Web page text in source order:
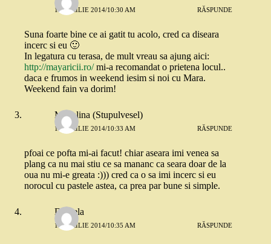
11 APRILIE 2014/10:30 AM RĂSPUNDE
Suna foarte bine ce ai gatit tu acolo, cred ca diseara
incerc si eu 🙂
In legatura cu terasa, de mult vreau sa ajung aici:
http://mayaricii.ro/mi-a recomandat o prietena locul..
daca e frumos in weekend iesim si noi cu Mara.
Weekend fain va dorim!
Madalina (Stupulvesel)
11 APRILIE 2014/10:33 AM RĂSPUNDE
pfoai ce pofta mi-ai facut! chiar aseara imi venea sa
plang ca nu mai stiu ce sa mananc ca seara doar de la
oua nu mi-e greata :))) cred ca o sa imi incerc si eu
norocul cu pastele astea, ca prea par bune si simple.
Daniela
11 APRILIE 2014/10:35 AM RĂSPUNDE